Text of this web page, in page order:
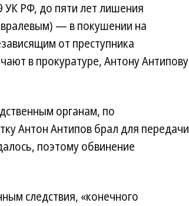
УК РФ, до пяти лет лишения
— в покушении на
от преступника
в прокуратуре, Антону Антипову
органам, по
Антон Антипов брал для передачи
поэтому обвинение
следствия, «конечного